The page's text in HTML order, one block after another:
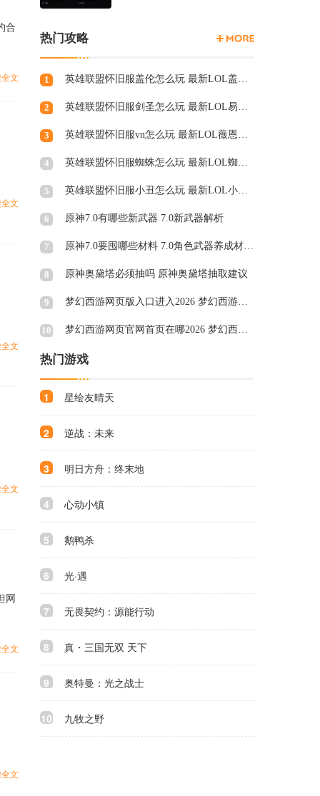
合
文
文
文
文
网
文
文
热门攻略
1 英雄联盟怀旧服盖伦怎么玩 最新LOL盖伦天赋符文
2 英雄联盟怀旧服剑圣怎么玩 最新LOL易天赋符文
3 英雄联盟怀旧服vn怎么玩 最新LOL薇恩天赋符文
4 英雄联盟怀旧服蜘蛛怎么玩 最新LOL蜘蛛天赋符文
5 英雄联盟怀旧服小丑怎么玩 最新LOL小丑天赋符文
6 原神7.0有哪些新武器 7.0新武器解析
7 原神7.0要囤哪些材料 7.0角色武器养成材料一览
8 原神奥黛塔必须抽吗 原神奥黛塔抽取建议
9 梦幻西游网页版入口进入2026 梦幻西游网页版秒玩官网
10 梦幻西游网页官网首页在哪2026 梦幻西游网页官网页面一览
热门游戏
1 星绘友晴天
2 逆战：未来
3 明日方舟：终末地
4 心动小镇
5 鹅鸭杀
6 光·遇
7 无畏契约：源能行动
8 真・三国无双 天下
9 奥特曼：光之战士
10 九牧之野